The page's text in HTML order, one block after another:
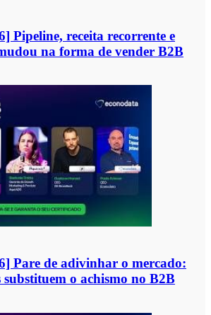
Pipeline, receita recorrente e
na forma de vender B2B
Pare de adivinhar o mercado:
o achismo no B2B